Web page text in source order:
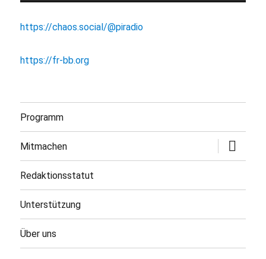
https://chaos.social/@piradio
https://fr-bb.org
Programm
Mitmachen
öffnen
Redaktionsstatut
Unterstützung
Über uns